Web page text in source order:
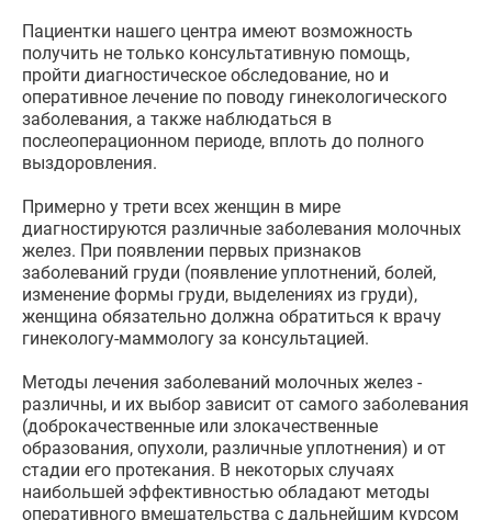
Пациентки нашего центра имеют возможность
получить не только консультативную помощь,
пройти диагностическое обследование, но и
оперативное лечение по поводу гинекологического
заболевания, а также наблюдаться в
послеоперационном периоде, вплоть до полного
выздоровления.
Примерно у трети всех женщин в мире
диагностируются различные заболевания молочных
желез. При появлении первых признаков
заболеваний груди (появление уплотнений, болей,
изменение формы груди, выделениях из груди),
женщина обязательно должна обратиться к врачу
гинекологу-маммологу за консультацией.
Методы лечения заболеваний молочных желез -
различны, и их выбор зависит от самого заболевания
(доброкачественные или злокачественные
образования, опухоли, различные уплотнения) и от
стадии его протекания. В некоторых случаях
наибольшей эффективностью обладают методы
оперативного вмешательства с дальнейшим курсом